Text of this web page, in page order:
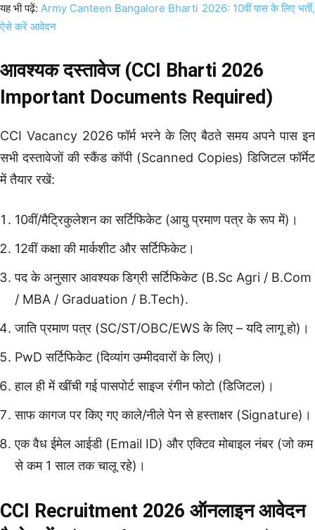
यह भी पढ़ें:Army Canteen Bangalore Bharti 2026: 10वीं पास के लिए भर्ती,
ऐसे करें आवेदन
आवश्यक दस्तावेज (CCI Bharti 2026
Important Documents Required)
CCI Vacancy 2026 फॉर्म भरने के लिए बैठते समय अपने पास इन
सभी दस्तावेजों की स्कैंड कॉपी (Scanned Copies) डिजिटल फॉर्मेट
में तैयार रखें:
10वीं/मैट्रिकुलेशन का सर्टिफिकेट (आयु प्रमाण पत्र के रूप में)।
12वीं कक्षा की मार्कशीट और सर्टिफिकेट।
पद के अनुसार आवश्यक डिग्री सर्टिफिकेट (B.Sc Agri / B.Com
/ MBA / Graduation / B.Tech).
जाति प्रमाण पत्र (SC/ST/OBC/EWS के लिए – यदि लागू हो)।
PwD सर्टिफिकेट (दिव्यांग उम्मीदवारों के लिए)।
हाल ही में खींची गई पासपोर्ट साइज रंगीन फोटो (डिजिटल)।
साफ कागज पर किए गए काले/नीले पेन से हस्ताक्षर (Signature)।
एक वैध ईमेल आईडी (Email ID) और एक्टिव मोबाइल नंबर (जो कम
से कम 1 साल तक चालू रहे)।
CCI Recruitment 2026 ऑनलाइन आवेदन